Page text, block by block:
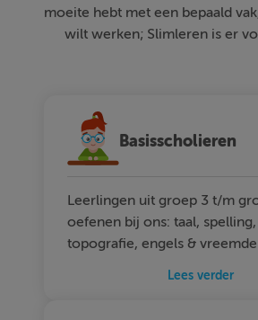
moeite hebt met een bepaald
wilt werken; Slimleren is er
Basisscholieren
Leerlingen uit groep 3 t/m
oefenen bij ons: taal,
topografie, engels &
Lees verder